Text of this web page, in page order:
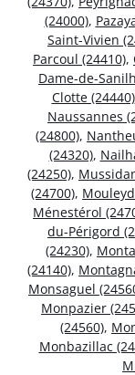
(24000),
Saint-Vivien
Parcoul (24410),
Dame-de-
Clotte (24440)
Naussannes
(24800),
(24320),
(24250),
(24700),
Ménestérol
du-Périgord
(24230),
(24140),
Monsaguel
Monpazier
(24560),
Monbazillac